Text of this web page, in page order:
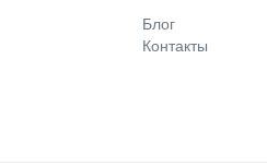
Блог
Контакты